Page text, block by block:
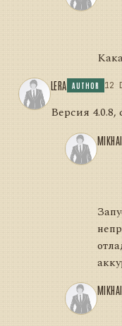
LERA AUTHOR 12
Версия 4.0.8,